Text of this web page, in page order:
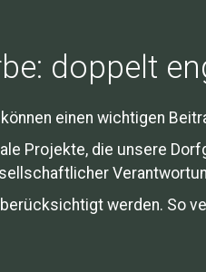
doppelt
einen wichtigen
Projekte, die unsere
werden. So